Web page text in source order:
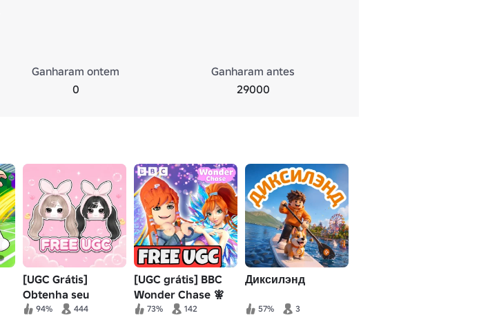
Ganharam ontem
0
Ganharam antes
29000
[UGC Grátis]
Obtenha seu
avatar! ✨
94% 444
[UGC grátis] BBC
Wonder Chase 🧚
Winx Club
73% 142
Диксилэнд
57% 3